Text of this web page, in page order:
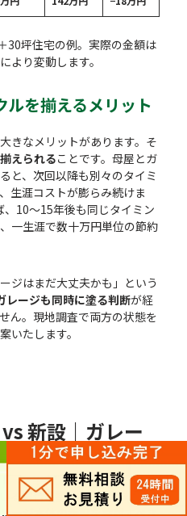
30坪住宅の例。実際の金額は
より変動します。
ルを揃えるメリット
きなメリットがあります。そ
えられることです。母屋とガ
と、次回以降も別々のタイミ
生涯コストが膨らみ続けま
10〜15年後も同じタイミン
一生涯で数十万円単位の節約
ジはまだ大丈夫かも」という
レージも同時に塗る判断が経
ん。現地調査で両方の状態を
いたします。
新設｜ガレー
る場合、塗装だけでは対応し
ージ本体の新設を検討すべき